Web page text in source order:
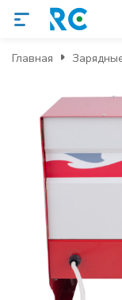
Главная